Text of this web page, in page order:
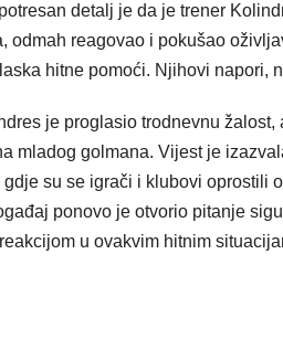
detalj je da je trener
odmah reagovao i pokušao
hitne pomoći. Njihovi napori,
je proglasio trodnevnu
mladog golmana. Vijest je
gdje su se igrači i klubovi oprostili
ponovo je otvorio pitanje
u ovakvim hitnim